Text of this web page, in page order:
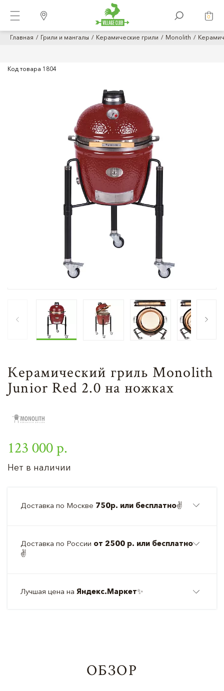
0
Главная Грили и мангалы Керамические грили Monolith
Код товара 1804
Керамический гриль Monolith
Junior Red 2.0 на ножках
123 000 р.
Нет в наличии
Доставка по Москве 750р. или бесплатно✌️
Доставка по России от 2500 р. или бесплатно
✌️
Лучшая цена на Яндекс.Маркет✨
ОБЗОР